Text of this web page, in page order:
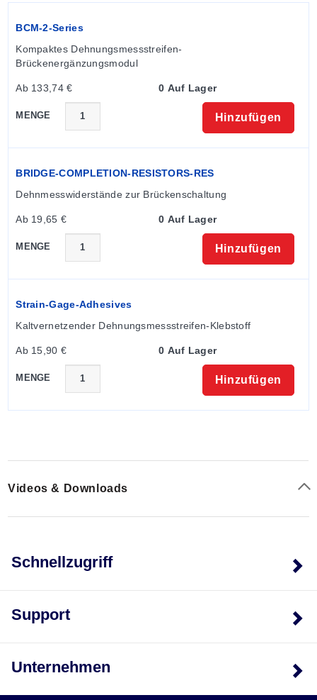
BCM-2-Series
Kompaktes Dehnungsmessstreifen-
Brückenergänzungsmodul
Ab 133,74 € 0 Auf Lager
MENGE Hinzufügen
BRIDGE-COMPLETION-RESISTORS-RES
Dehnmesswiderstände zur Brückenschaltung
Ab 19,65 € 0 Auf Lager
MENGE Hinzufügen
Strain-Gage-Adhesives
Kaltvernetzender Dehnungsmessstreifen-Klebstoff
Ab 15,90 € 0 Auf Lager
MENGE Hinzufügen
Videos & Downloads
Schnellzugriff
Support
Unternehmen